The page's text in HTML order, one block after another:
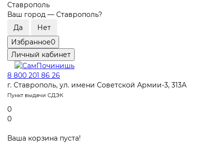
Ставрополь
Ваш город — Ставрополь?
Избранное0
Личный кабинет
8 800 201 86 26
г. Ставрополь, ул. имени Советской Армии-3, 313А
Пункт выдачи СДЭК
0
0
Ваша корзина пуста!